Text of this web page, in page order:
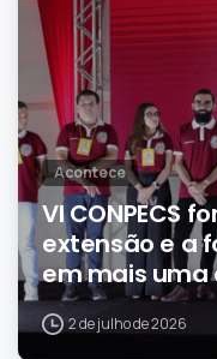
Acontece
VI CONPECS
extensão e a
em mais uma
2 de julho de 2026